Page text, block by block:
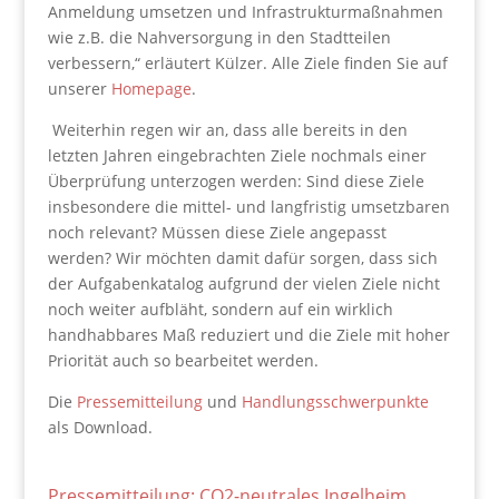
Anmeldung umsetzen und Infrastrukturmaßnahmen
wie z.B. die Nahversorgung in den Stadtteilen
verbessern,“ erläutert Külzer. Alle Ziele finden Sie auf
unserer Homepage.
Weiterhin regen wir an, dass alle bereits in den
letzten Jahren eingebrachten Ziele nochmals einer
Überprüfung unterzogen werden: Sind diese Ziele
insbesondere die mittel- und langfristig umsetzbaren
noch relevant? Müssen diese Ziele angepasst
werden? Wir möchten damit dafür sorgen, dass sich
der Aufgabenkatalog aufgrund der vielen Ziele nicht
noch weiter aufbläht, sondern auf ein wirklich
handhabbares Maß reduziert und die Ziele mit hoher
Priorität auch so bearbeitet werden.
Die Pressemitteilungund Handlungsschwerpunkte
als Download.